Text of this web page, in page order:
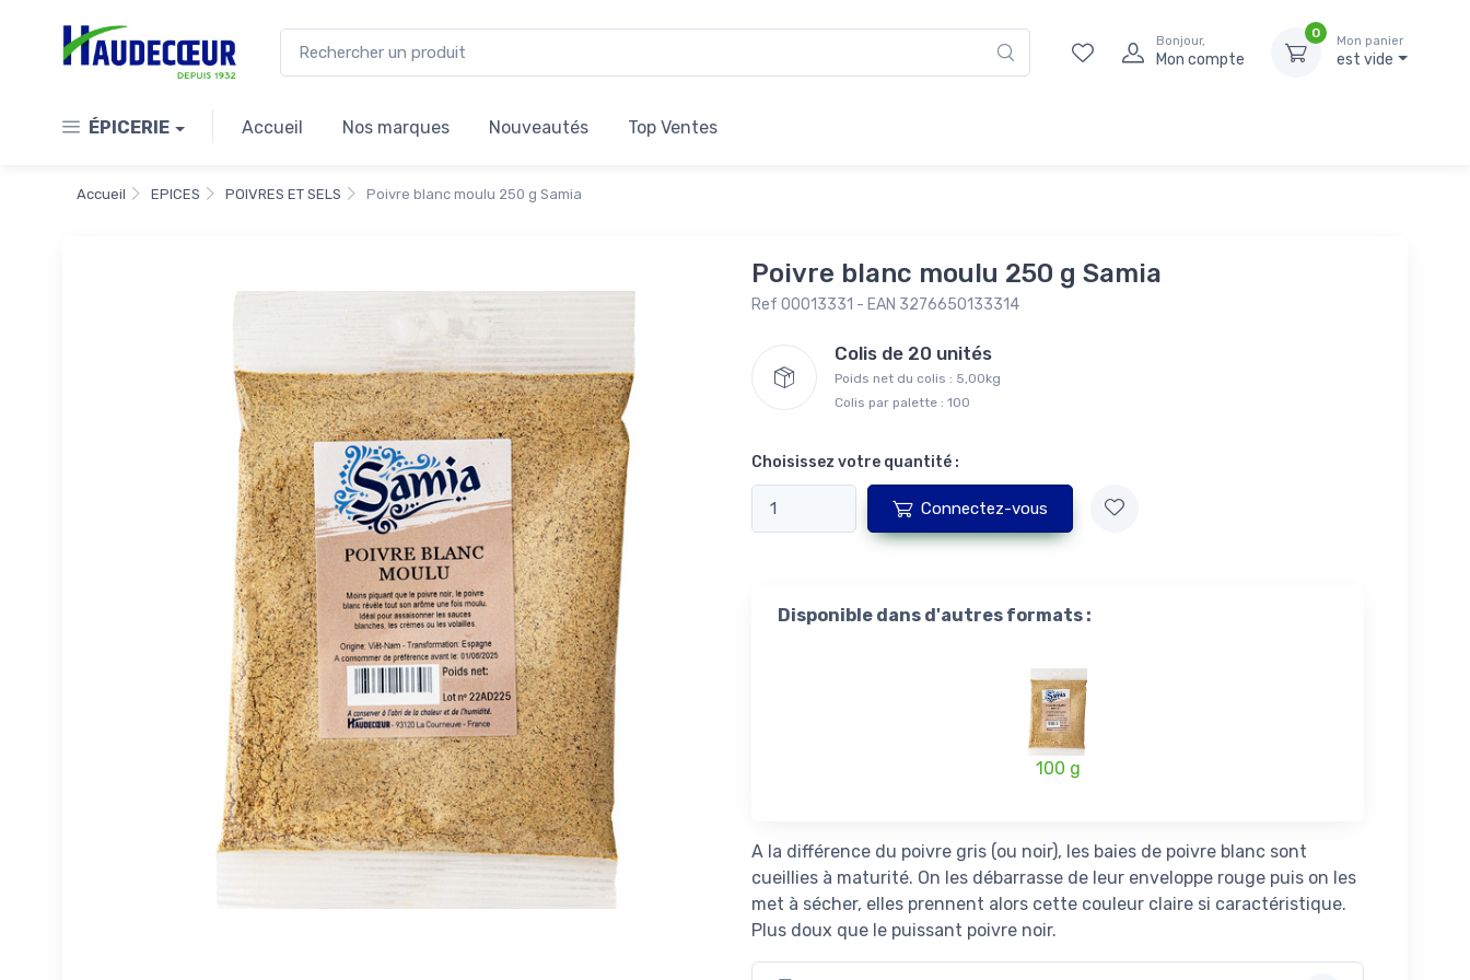
Bonjour,
Mon compte
0
Mon panier
est vide
ÉPICERIE Accueil Nos marques Nouveautés Top Ventes
Accueil EPICES POIVRES ET SELS Poivre blanc moulu 250 g Samia
Poivre blanc moulu 250 g Samia
Ref 00013331 - EAN 3276650133314
Colis de 20 unités
Poids net du colis : 5,00kg
Colis par palette : 100
Choisissez votre quantité :
Connectez-vous
Disponible dans d'autres formats :
100 g
A la différence du poivre gris (ou noir), les baies de poivre blanc sont
cueillies à maturité. On les débarrasse de leur enveloppe rouge puis on les
met à sécher, elles prennent alors cette couleur claire si caractéristique.
Plus doux que le puissant poivre noir.